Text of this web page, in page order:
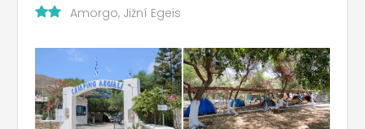
Amorgo, Jižní Egeis